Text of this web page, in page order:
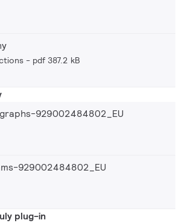
pdf 387.2 kB
929002484802_EU
929002484802_EU
plug-in